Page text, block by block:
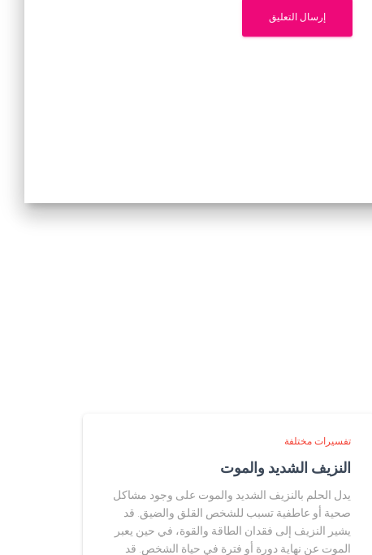
تفسيرات مختلفة
النزيف الشديد والموت
يدل الحلم بالنزيف الشديد والموت على وجود مشاكل
صحية أو عاطفية تسبب للشخص القلق والضيق. قد
يشير النزيف إلى فقدان الطاقة والقوة، في حين يعبر
الموت عن نهاية دورة أو فترة في حياة الشخص. قد